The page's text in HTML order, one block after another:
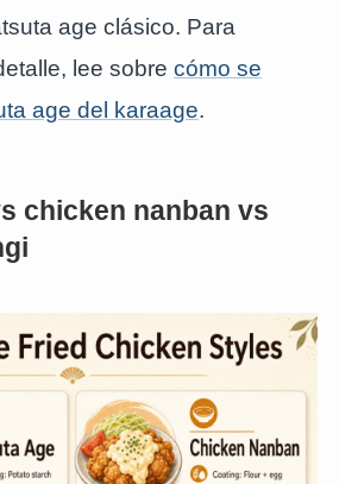
age clásico. Para
lee sobre cómo se
age del karaage.
chicken nanban vs